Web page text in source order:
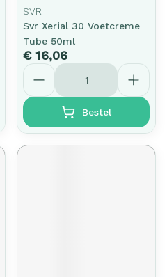
SVR
Svr Xerial 30 Voetcreme
Tube 50ml
€ 16,06
Aantal
Bestel